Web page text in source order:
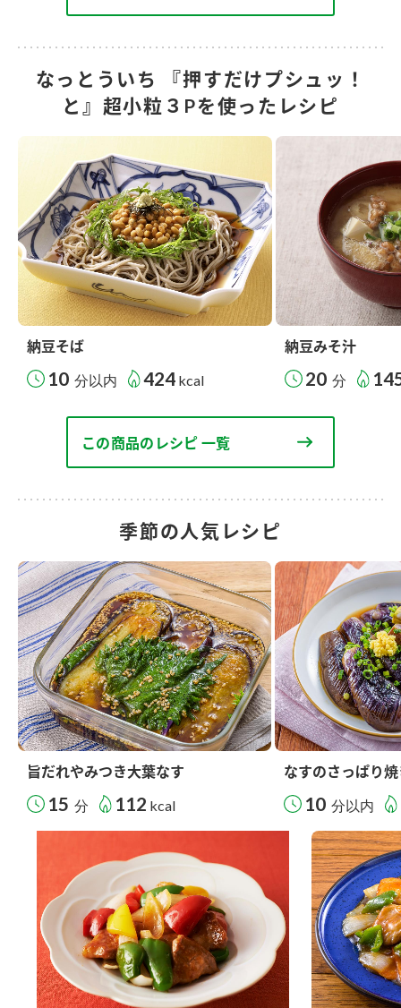
なっとういち 『押すだけプシュッ！
と』超小粒３Pを使ったレシピ
納豆そば
10 分以内 424 kcal
納豆みそ汁
20 分
この商品のレシピ 一覧
季節の人気レシピ
旨だれやみつき大葉なす
15 分 112 kcal
なすのさっぱり
10 分以内